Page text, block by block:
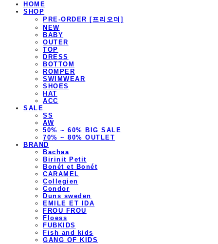
HOME
SHOP
PRE-ORDER [프리오더]
NEW
BABY
OUTER
TOP
DRESS
BOTTOM
ROMPER
SWIMWEAR
SHOES
HAT
ACC
SALE
SS
AW
50% ~ 60% BIG SALE
70% ~ 80% OUTLET
BRAND
Bachaa
Birinit Petit
Bonét et Bonét
CARAMEL
Collegien
Condor
Duns sweden
EMILE ET IDA
FROU FROU
Floess
FUBKIDS
Fish and kids
GANG OF KIDS